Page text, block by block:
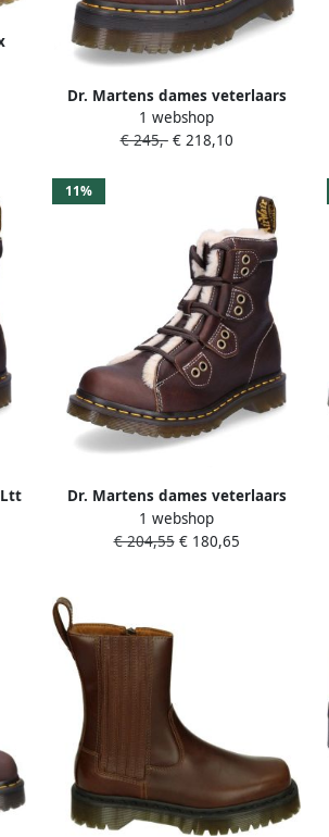
Dr. Martens dames veterlaars
bruin
1 webshop
€ 245,-€ 218,10
11%
Dr. Martens dames veterlaars
donkerbruin
1 webshop
€ 204,55€ 180,65